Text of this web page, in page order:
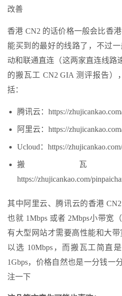
改善
香港 CN2 的话价格一般会比香
能买到的最好的线路了，不过
动和联通直连（这两家直连线路
的搬瓦工 CN2 GIA 测评报告）
括：
腾讯云：https://
阿里云：https://
Ucloud：https://
搬瓦
https://zhujicankao.com/
其中阿里云、腾讯云的香港
也就 1Mbps 或者 2Mbps小带宽
有大型网站才需要高性能和大带
以选 10Mbps，而搬瓦工简直
1Gbps，价格自然也是一分钱一
注一下